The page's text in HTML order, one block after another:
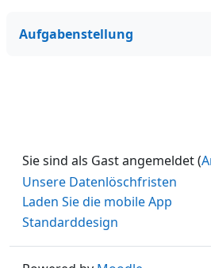
Aufgabenstellung
Sie sind als Gast angemeldet (
Unsere Datenlöschfristen
Laden Sie die mobile App
Standarddesign